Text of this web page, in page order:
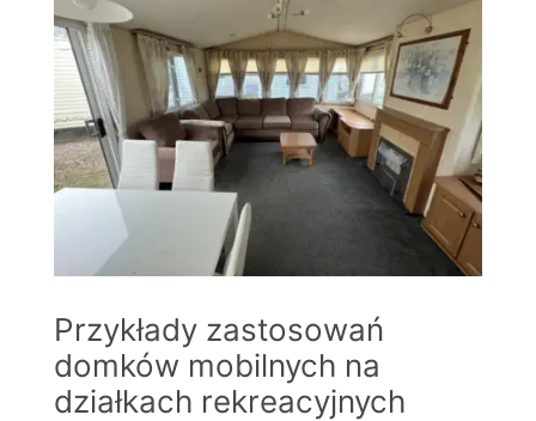
Przykłady zastosowań
domków mobilnych na
działkach rekreacyjnych